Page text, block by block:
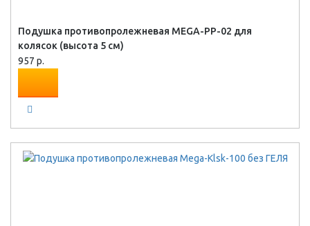
Подушка противопролежневая MEGA-PP-02 для
колясок (высота 5 см)
957 р.